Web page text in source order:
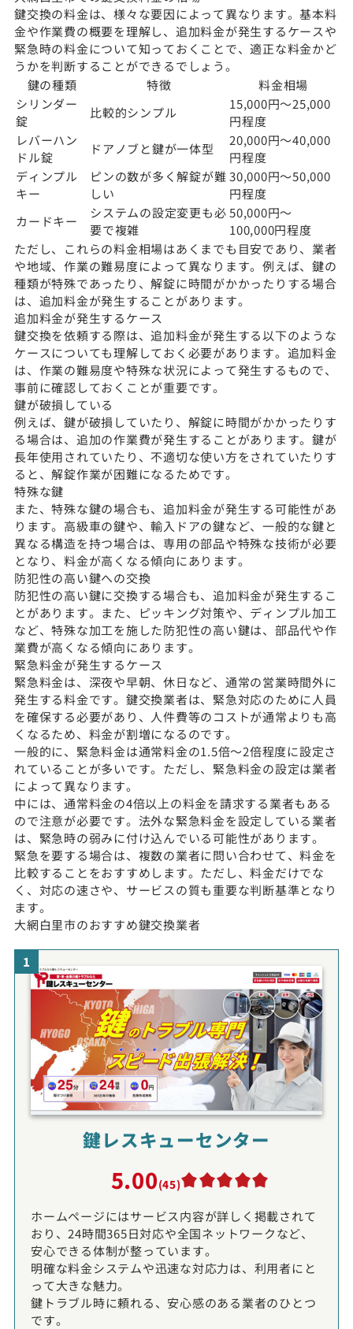
鍵交換の料金は、様々な要因によって異なります。基本料
金や作業費の概要を理解し、追加料金が発生するケースや
緊急時の料金について知っておくことで、適正な料金かど
うかを判断することができるでしょう。
鍵の種類
特徴
料金相場
シリンダー
錠
比較的シンプル
15,000円〜25,000
円程度
レバーハン
ドル錠
ドアノブと鍵が一体型
20,000円〜40,000
円程度
ディンプル
キー
ピンの数が多く解錠が難
しい
30,000円〜50,000
円程度
カードキー
システムの設定変更も必
要で複雑
50,000円〜
100,000円程度
ただし、これらの料金相場はあくまでも目安であり、業者
や地域、作業の難易度によって異なります。例えば、鍵の
種類が特殊であったり、解錠に時間がかかったりする場合
は、追加料金が発生することがあります。
追加料金が発生するケース
鍵交換を依頼する際は、追加料金が発生する以下のような
ケースについても理解しておく必要があります。追加料金
は、作業の難易度や特殊な状況によって発生するもので、
事前に確認しておくことが重要です。
鍵が破損している
例えば、鍵が破損していたり、解錠に時間がかかったりす
る場合は、追加の作業費が発生することがあります。鍵が
長年使用されていたり、不適切な使い方をされていたりす
ると、解錠作業が困難になるためです。
特殊な鍵
また、特殊な鍵の場合も、追加料金が発生する可能性があ
ります。高級車の鍵や、輸入ドアの鍵など、一般的な鍵と
異なる構造を持つ場合は、専用の部品や特殊な技術が必要
となり、料金が高くなる傾向にあります。
防犯性の高い鍵への交換
防犯性の高い鍵に交換する場合も、追加料金が発生するこ
とがあります。また、ピッキング対策や、ディンプル加工
など、特殊な加工を施した防犯性の高い鍵は、部品代や作
業費が高くなる傾向にあります。
緊急料金が発生するケース
緊急料金は、深夜や早朝、休日など、通常の営業時間外に
発生する料金です。鍵交換業者は、緊急対応のために人員
を確保する必要があり、人件費等のコストが通常よりも高
くなるため、料金が割増になるのです。
一般的に、緊急料金は通常料金の1.5倍〜2倍程度に設定さ
れていることが多いです。ただし、緊急料金の設定は業者
によって異なります。
中には、通常料金の4倍以上の料金を請求する業者もある
ので注意が必要です。法外な緊急料金を設定している業者
は、緊急時の弱みに付け込んでいる可能性があります。
緊急を要する場合は、複数の業者に問い合わせて、料金を
比較することをおすすめします。ただし、料金だけでな
く、対応の速さや、サービスの質も重要な判断基準となり
ます。
大網白里市のおすすめ鍵交換業者
1
鍵レスキューセンター
5.00(45)
ホームページにはサービス内容が詳しく掲載されて
おり、24時間365日対応や全国ネットワークなど、
安心できる体制が整っています。
明確な料金システムや迅速な対応力は、利用者にと
って大きな魅力。
鍵トラブル時に頼れる、安心感のある業者のひとつ
です。